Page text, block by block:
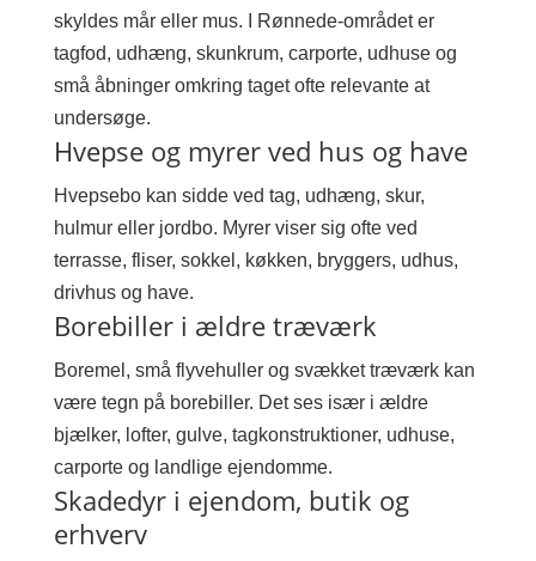
skyldes mår eller mus. I Rønnede-området er
tagfod, udhæng, skunkrum, carporte, udhuse og
små åbninger omkring taget ofte relevante at
undersøge.
Hvepse og myrer ved hus og have
Hvepsebo kan sidde ved tag, udhæng, skur,
hulmur eller jordbo. Myrer viser sig ofte ved
terrasse, fliser, sokkel, køkken, bryggers, udhus,
drivhus og have.
Borebiller i ældre træværk
Boremel, små flyvehuller og svækket træværk kan
være tegn på borebiller. Det ses især i ældre
bjælker, lofter, gulve, tagkonstruktioner, udhuse,
carporte og landlige ejendomme.
Skadedyr i ejendom, butik og
erhverv